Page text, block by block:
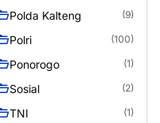
Polda Kalteng (9)
Polri (100)
Ponorogo (1)
Sosial (2)
TNI (1)